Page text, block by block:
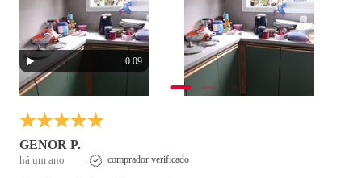
0:09
GENOR P.
há um ano comprador verificado